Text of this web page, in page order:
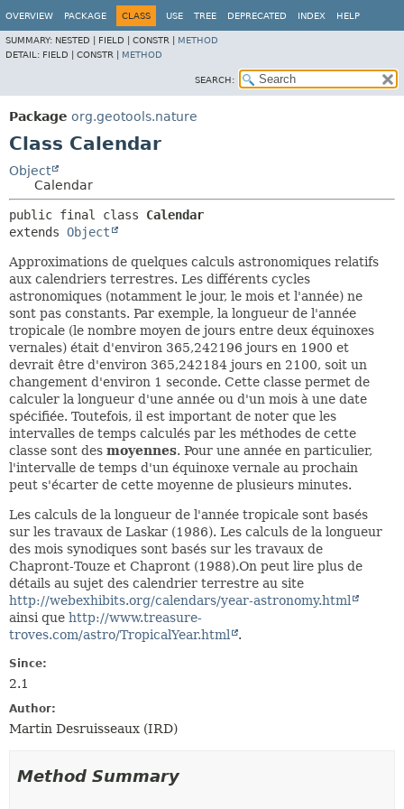
OVERVIEW PACKAGE CLASS USE TREE DEPRECATED INDEX HELP
SUMMARY: NESTED | FIELD | CONSTR | METHOD
DETAIL: FIELD | CONSTR | METHOD
SEARCH:
Package org.geotools.nature
Class Calendar
Object
Calendar
public final class Calendar
extends Object
Approximations de quelques calculs astronomiques relatifs
aux calendriers terrestres. Les différents cycles
astronomiques (notamment le jour, le mois et l'année) ne
sont pas constants. Par exemple, la longueur de l'année
tropicale (le nombre moyen de jours entre deux équinoxes
vernales) était d'environ 365,242196 jours en 1900 et
devrait être d'environ 365,242184 jours en 2100, soit un
changement d'environ 1 seconde. Cette classe permet de
calculer la longueur d'une année ou d'un mois à une date
spécifiée. Toutefois, il est important de noter que les
intervalles de temps calculés par les méthodes de cette
classe sont des moyennes. Pour une année en particulier,
l'intervalle de temps d'un équinoxe vernale au prochain
peut s'écarter de cette moyenne de plusieurs minutes.
Les calculs de la longueur de l'année tropicale sont basés
sur les travaux de Laskar (1986). Les calculs de la longueur
des mois synodiques sont basés sur les travaux de
Chapront-Touze et Chapront (1988).On peut lire plus de
détails au sujet des calendrier terrestre au site
http://webexhibits.org/calendars/year-astronomy.html
ainsi que http://www.treasure-
troves.com/astro/TropicalYear.html
.
Since:
2.1
Author:
Martin Desruisseaux (IRD)
Method Summary